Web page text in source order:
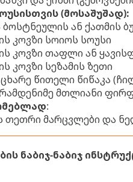
(მოსაშუშად):
ბოსტნეულის ან ქათმის
კოვზი სოიოს სოუსი
კოვზი თაფლი ან
კოვზი სეზამის ზეთი
წითელი წიწაკა
მთლიანი
:
თეთრი მარცვლები და
ნაბიჯ-ნაბიჯ